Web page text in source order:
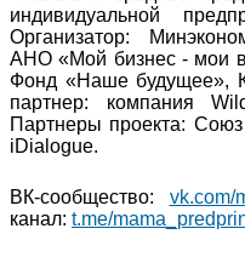
индивидуальной
Организатор:
АНО «Мой бизнес - мои
Фонд «Наше будущее»,
партнер: компания
Партнеры проекта:
iDialogue.
ВК-сообщество: vk.com/
канал: t.me/